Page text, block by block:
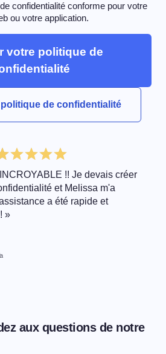
confidentialité conforme pour votre
ou votre application.
votre politique de
de confidentialité
!! Je devais créer
et Melissa m'a
a été rapide et
»
aux questions de notre